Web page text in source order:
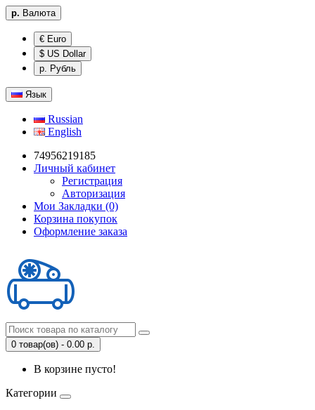
р. Валюта
€ Euro
$ US Dollar
р. Рубль
Язык
Russian
English
74956219185
Личный кабинет
Регистрация
Авторизация
Мои Закладки (0)
Корзина покупок
Оформление заказа
0 товар(ов) - 0.00 р.
В корзине пусто!
Категории